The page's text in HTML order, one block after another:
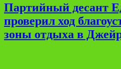
Партийный десант
проверил ход
зоны отдыха в